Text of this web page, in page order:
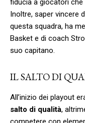
fiducia a giocatori
Inoltre, saper vincere
questa squadra, ha
Basket e di coach
suo capitano.
IL SALTO DI
All’inizio dei playout
salto di qualità,